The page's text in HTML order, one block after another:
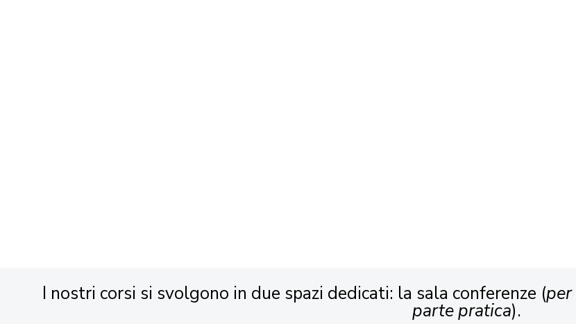
I nostri corsi si svolgono in due spazi dedicati: la sala conferenze (per
parte pratica).